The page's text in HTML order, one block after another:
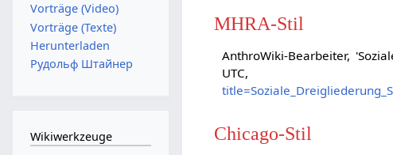
MHRA-Stil
AnthroWiki-Bearbeiter,
Chicago-Stil
Vorträge (Video)
Vorträge (Texte)
Herunterladen
Рудольф Штайнер
Wikiwerkzeuge